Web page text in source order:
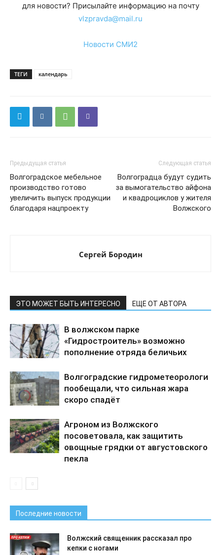
для новости? Присылайте информацию на почту
vlzpravda@mail.ru
Новости СМИ2
ТЕГИ календарь
Предыдущая статья
Волгоградское мебельное
производство готово
увеличить выпуск продукции
благодаря нацпроекту
Следующая статья
Волгоградца будут судить
за вымогательство айфона
и квадроциклов у жителя
Волжского
Сергей Бородин
ЭТО МОЖЕТ БЫТЬ ИНТЕРЕСНО ЕЩЕ ОТ АВТОРА
В волжском парке
«Гидростроитель» возможно
пополнение отряда беличьих
Волгоградские гидрометеорологи
пообещали, что сильная жара
скоро спадёт
Агроном из Волжского
посоветовала, как защитить
овощные грядки от августовского
пекла
Последние новости
Волжский священник рассказал про
кепки с ногами